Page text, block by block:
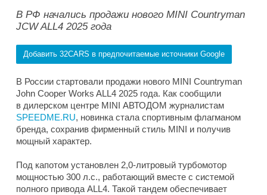
В РФ начались продажи нового MINI Countryman
JCW ALL4 2025 года
Добавить 32CARS в предпочитаемые источники Google
В России стартовали продажи нового MINI Countryman
John Cooper Works ALL4 2025 года. Как сообщили
в дилерском центре MINI АВТОДОМ журналистам
SPEEDME.RU, новинка стала спортивным флагманом
бренда, сохранив фирменный стиль MINI и получив
мощный характер.
Под капотом установлен 2,0-литровый турбомотор
мощностью 300 л.с., работающий вместе с системой
полного привода ALL4. Такой тандем обеспечивает